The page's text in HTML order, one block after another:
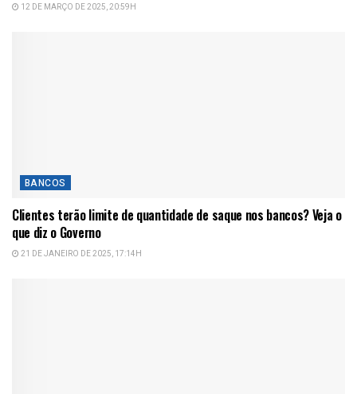
12 DE MARÇO DE 2025, 20:59H
BANCOS
Clientes terão limite de quantidade de saque nos bancos? Veja o
que diz o Governo
21 DE JANEIRO DE 2025, 17:14H